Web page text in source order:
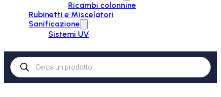
Ricambi colonnine
Rubinetti e Miscelatori
Sanificazione
Sistemi UV
Products
search